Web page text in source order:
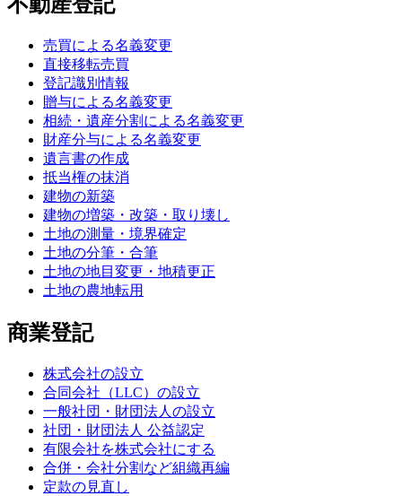
売買による名義変更
直接移転売買
登記識別情報
贈与による名義変更
相続・遺産分割による名義変更
財産分与による名義変更
遺言書の作成
抵当権の抹消
建物の新築
建物の増築・改築・取り壊し
土地の測量・境界確定
土地の分筆・合筆
土地の地目変更・地積更正
土地の農地転用
商業登記
株式会社の設立
合同会社（LLC）の設立
一般社団・財団法人の設立
社団・財団法人 公益認定
有限会社を株式会社にする
合併・会社分割など組織再編
定款の見直し